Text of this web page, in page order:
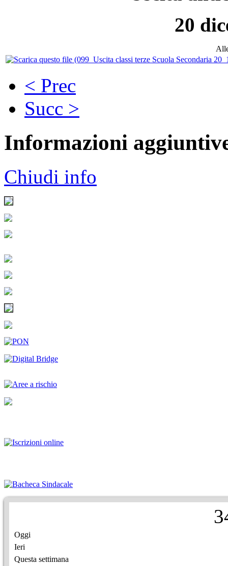
20
< Prec
Succ >
Informazioni
Chiudi info
3
Oggi
Ieri
Questa settimana